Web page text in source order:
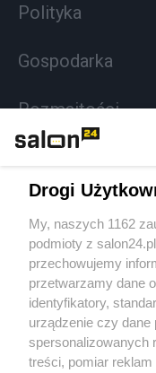
Polityka
Gospodarka
Rozmaitości
Sport
Społeczeństwo
Kultura
Drogi
My, naszych 1162
podmioty z
przechowujemy
przetwarzamy dane
identyfikatory,
urządzenie czy dane
spersonalizowanych
treści, pomiar